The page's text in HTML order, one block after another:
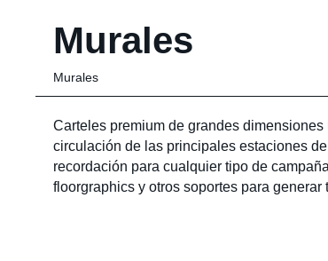
Murales
Murales
Carteles premium de grandes
circulación de las principales estaciones
recordación para cualquier tipo de
floorgraphics y otros soportes para